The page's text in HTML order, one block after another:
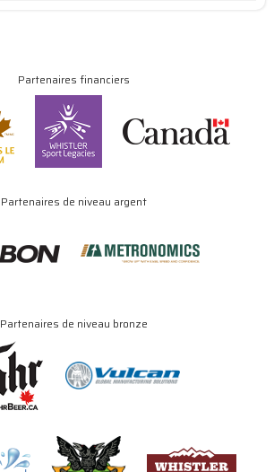
Partenaires financiers
Partenaires de niveau argent
Partenaires de niveau bronze